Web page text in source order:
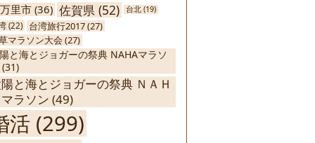
里市 (36) 佐賀県 (52) 台北 (19)
(22) 台湾旅行2017(27)
マラソン大会 (27)
と海とジョガーの祭典 NAHAマラソ
(31)
と海とジョガーの祭典 ＮＡＨ
マラソン (49)
活 (299)